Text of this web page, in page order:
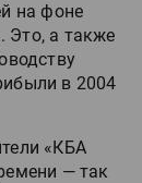
на фоне
Это, а также
в 2004
«КБА
— так